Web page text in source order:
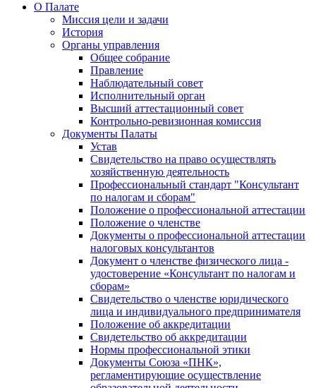
О Палате
Миссия цели и задачи
История
Органы управления
Общее собрание
Правление
Наблюдательный совет
Исполнительный орган
Высший аттестационный совет
Контрольно-ревизионная комиссия
Документы Палаты
Устав
Свидетельство на право осуществлять
хозяйственную деятельность
Профессиональный стандарт "Консультант
по налогам и сборам"
Положение о профессиональной аттестации
Положение о членстве
Документы о профессиональной аттестации
налоговых консультантов
Документ о членстве физического лица -
удостоверение «Консультант по налогам и
сборам»
Свидетельство о членстве юридического
лица и индивидуального предпринимателя
Положение об аккредитации
Свидетельство об аккредитации
Нормы профессиональной этики
Документы Союза «ПНК»,
регламентирующие осуществление